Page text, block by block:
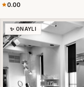
0.00
✨ ONAYLI